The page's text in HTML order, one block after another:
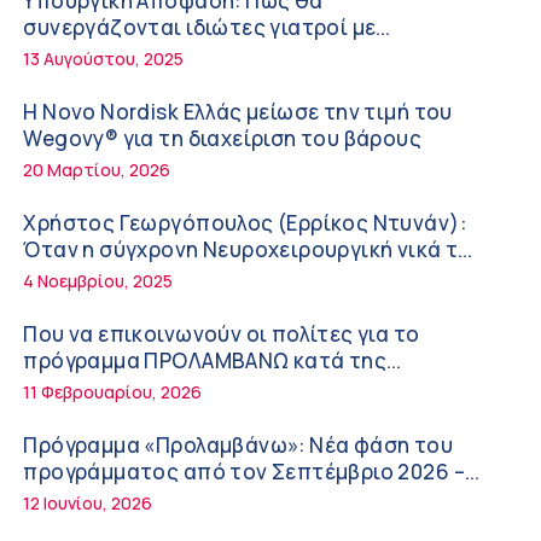
Κωνσταντίνος Μηλεούνης (Metropolitan
Hospital): Καλοκαίρι με ασφάλεια – Πρόληψη,
προστασία και κίνδυνοι
Νέα δράση 850.000 ευρώ για τη Δημόσια
Υγεία στην Κρήτη – Έμφαση στις
απομακρυσμένες, ορεινές και δυσπρόσιτες
περιοχές
Τι να κάνετε για να προλάβετε και να
αντιμετωπίσετε το ηλιακό έγκαυμα!
Σπύρος Γεωργαράς – «ΥΓΕΙΑ» / Ερευνητικό
και Θεραπευτικό Ινστιτούτο ΟΦΘΑΛΜΟΣ
Ο Ελληνικός Ερυθρός Σταυρός προτείνει 10
βασικές συμβουλές για προστασία μετά από
πυρκαγιά
συνεργάζονται ιδιώτες γιατροί με
νοσοκομεία του δημοσίου συστήματος
13 Αυγούστου, 2025
Η Novo Nordisk Ελλάς μείωσε την τιμή του
Wegovy® για τη διαχείριση του βάρους
20 Μαρτίου, 2026
Χρήστος Γεωργόπουλος (Ερρίκος Ντυνάν):
Όταν η σύγχρονη Νευροχειρουργική νικά το
φόβο!
4 Νοεμβρίου, 2025
Που να επικοινωνούν οι πολίτες για το
πρόγραμμα ΠΡΟΛΑΜΒΑΝΩ κατά της
παχυσαρκίας
11 Φεβρουαρίου, 2026
Πρόγραμμα «Προλαμβάνω»: Νέα φάση του
προγράμματος από τον Σεπτέμβριο 2026 –
Δωρεάν προληπτικές εξετάσεις έως το 2030
12 Ιουνίου, 2026